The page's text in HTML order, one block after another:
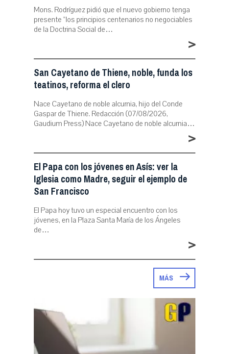
Mons. Rodríguez pidió que el nuevo gobierno tenga
presente “los principios centenarios no negociables
de la Doctrina Social de…
>
San Cayetano de Thiene, noble, funda los
teatinos, reforma el clero
Nace Cayetano de noble alcurnia, hijo del Conde
Gaspar de Thiene. Redacción (07/08/2026,
Gaudium Press) Nace Cayetano de noble alcurnia…
>
El Papa con los jóvenes en Asís: ver la
Iglesia como Madre, seguir el ejemplo de
San Francisco
El Papa hoy tuvo un especial encuentro con los
jóvenes, en la Plaza Santa María de los Ángeles
de…
>
MÁS